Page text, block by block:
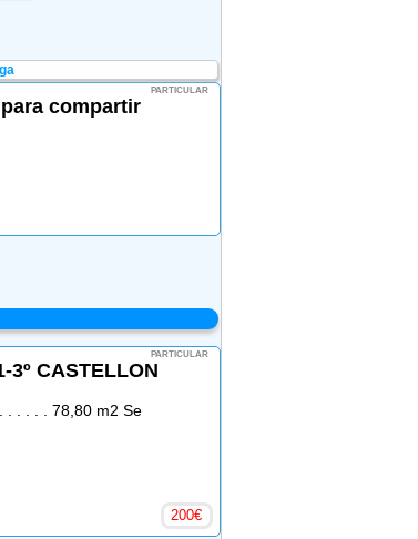
PARTICULAR
compartir
PARTICULAR
3º CASTELLON
. . . . . 78,80 m2 Se
200€